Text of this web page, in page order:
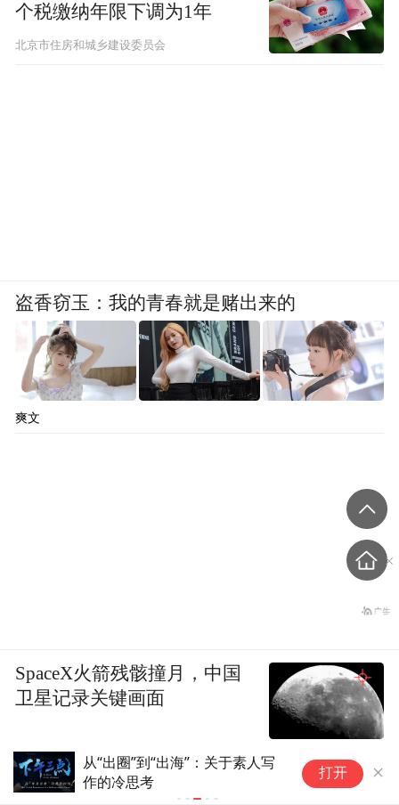
“出海”：关于素人写
请竹知了向余某东郑重
打开
个税缴纳年限下调为1年
北京市住房和城乡建设委员会
盗香窃玉：我的青春就是赌出来的
爽文
SpaceX火箭残骸撞月，中国
卫星记录关键画面